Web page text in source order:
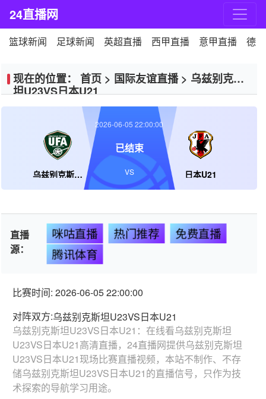
24直播网
篮球新闻 足球新闻 英超直播 西甲直播 意甲直播 德
现在的位置： 首页 > 国际友谊直播> 乌兹别克斯
坦U23VS日本U21
乌兹别克斯坦U23 日本U21
2026-06-05 22:00:00
已结束
VS
直播
源：
咪咕直播 热门推荐
免费直播
腾讯体育
比赛时间: 2026-06-05 22:00:00
对阵双方:乌兹别克斯坦U23VS日本U21
乌兹别克斯坦U23VS日本U21：在线看乌兹别克斯坦
U23VS日本U21高清直播，24直播网提供乌兹别克斯坦
U23VS日本U21现场比赛直播视频，本站不制作、不存
储乌兹别克斯坦U23VS日本U21的直播信号，只作为技
术探索的导航学习用途。